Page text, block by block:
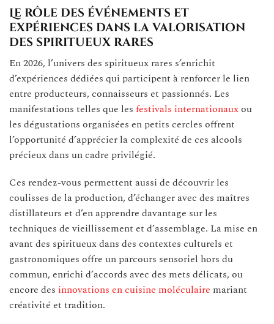
Le rôle des événements et
expériences dans la valorisation
des spiritueux rares
En 2026, l’univers des spiritueux rares s’enrichit
d’expériences dédiées qui participent à renforcer le lien
entre producteurs, connaisseurs et passionnés. Les
manifestations telles que les festivals internationauxou
les dégustations organisées en petits cercles offrent
l’opportunité d’apprécier la complexité de ces alcools
précieux dans un cadre privilégié.
Ces rendez-vous permettent aussi de découvrir les
coulisses de la production, d’échanger avec des maîtres
distillateurs et d’en apprendre davantage sur les
techniques de vieillissement et d’assemblage. La mise en
avant des spiritueux dans des contextes culturels et
gastronomiques offre un parcours sensoriel hors du
commun, enrichi d’accords avec des mets délicats, ou
encore des innovations en cuisine moléculaire mariant
créativité et tradition.